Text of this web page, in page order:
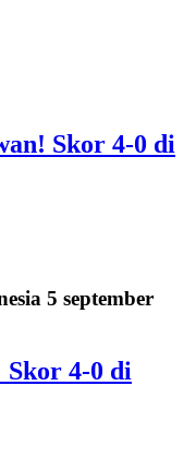
Skor 4-0 di
5 september
Skor 4-0 di